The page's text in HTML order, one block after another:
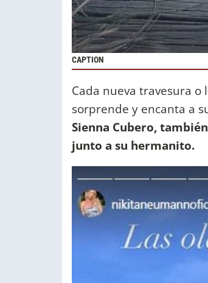
CAPTION
Cada nueva travesura
sorprende y encanta a
Sienna Cubero,
junto a su hermanito.